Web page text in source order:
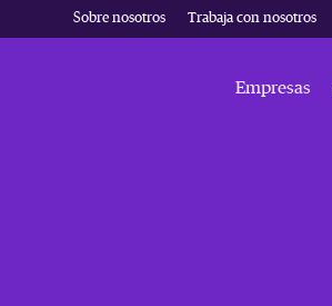
Sobre nosotros Trabaja con nosotros
Empresas